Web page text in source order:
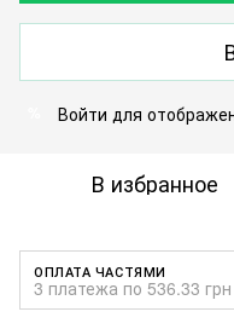
Войти для
В избранное
ОПЛАТА ЧАСТЯМИ
3 платежа по 536.33 грн